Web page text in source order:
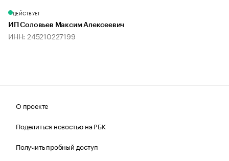
ДЕЙСТВУЕТ
ИП Соловьев Максим Алексеевич
ИНН: 245210227199
О проекте
Поделиться новостью на РБК
Получить пробный доступ